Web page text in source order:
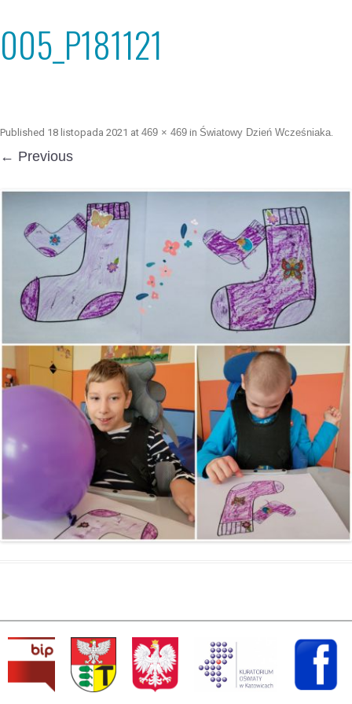
005_P181121
Published 18 listopada 2021 at 469 × 469 in Światowy Dzień Wcześniaka.
← Previous